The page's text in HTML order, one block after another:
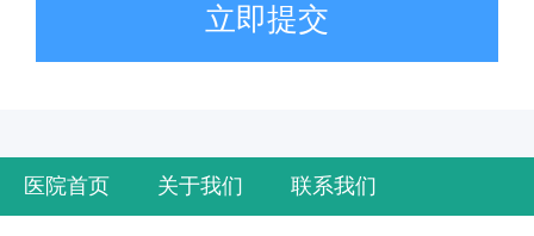
立即提交
医院首页 关于我们 联系我们